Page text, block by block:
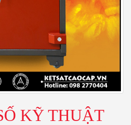
KỸ THUẬT